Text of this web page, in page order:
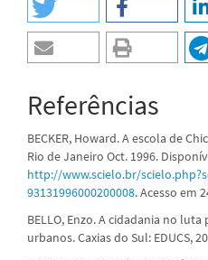
Referências
BECKER, Howard. A escola de
Rio de Janeiro Oct. 1996.
http://www.scielo.br/
93131996000200008. Acesso em
BELLO, Enzo. A cidadania no
urbanos. Caxias do Sul: EDUCS,